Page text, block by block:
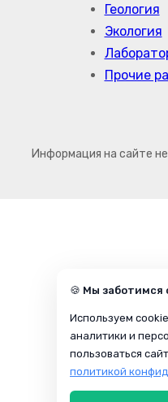
Геология
Экология
Прочие
Информация на сайте
🍪 Мы заботимся
Используем
аналитики и
пользоваться
политикой